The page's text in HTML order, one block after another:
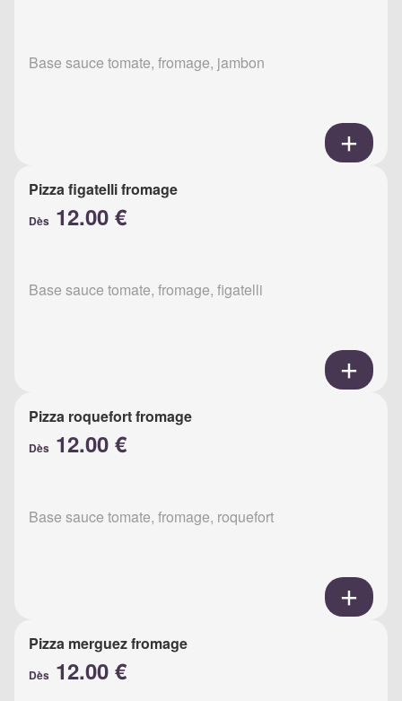
Base sauce tomate, fromage, jambon
Pizza figatelli fromage
Dès 12.00 €
Base sauce tomate, fromage, figatelli
Pizza roquefort fromage
Dès 12.00 €
Base sauce tomate, fromage, roquefort
Pizza merguez fromage
Dès 12.00 €